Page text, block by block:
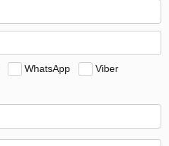
WhatsApp
Viber